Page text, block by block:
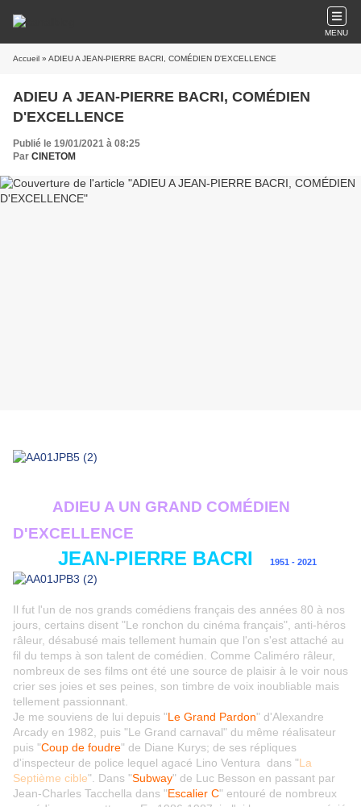
MENU
Accueil » ADIEU A JEAN-PIERRE BACRI, COMÉDIEN D'EXCELLENCE
ADIEU A JEAN-PIERRE BACRI, COMÉDIEN
D'EXCELLENCE
Publié le 19/01/2021 à 08:25
Par CINETOM
ADIEU A UN GRAND COMÉDIEN
D'EXCELLENCE
JEAN-PIERRE BACRI 1951 - 2021
Il fut l'un de nos grands comédiens français des années 80 à nos
jours, certains disent "Le ronchon du cinéma français", anti-héros
râleur, désabusé mais tellement humain que l'on s'est attaché au
fil du temps à son talent de comédien. Comme Caliméro râleur,
nombreux de ses films ont été une source de plaisir à le voir nous
crier ses joies et ses peines, son timbre de voix inoubliable mais
tellement passionnant.
Je me souviens de lui depuis "Le Grand Pardon" d'Alexandre
Arcady en 1982, puis "Le Grand carnaval" du même réalisateur
puis "Coup de foudre" de Diane Kurys; de ses répliques
d'inspecteur de police lequel agacé Lino Ventura dans "La
Septième cible". Dans "Subway" de Luc Besson en passant par
Jean-Charles Tacchella dans "Escalier C" entouré de nombreux